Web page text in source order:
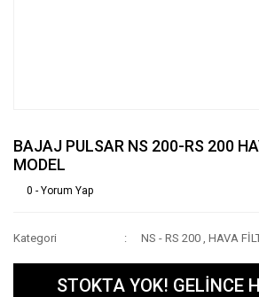
BAJAJ PULSAR NS 200-RS 200
MODEL
0 - Yorum Yap
Kategori NS - RS 200 ,HAVA
STOKTA YOK! GELİNCE